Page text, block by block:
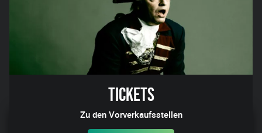
Tickets
Zu den Vorverkaufsstellen